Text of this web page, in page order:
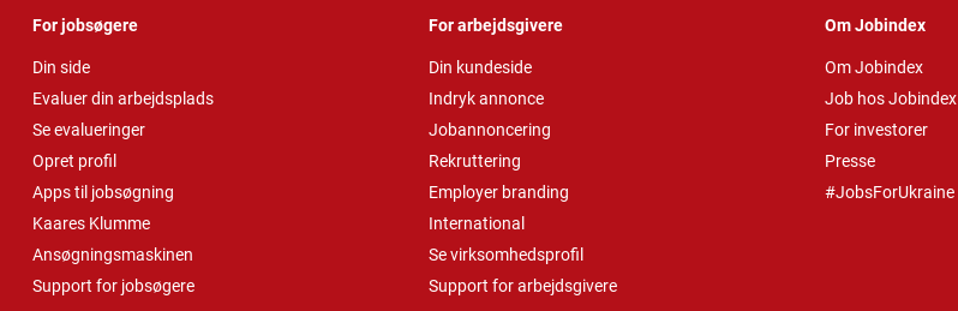
For jobsøgere
Din side
Evaluer din arbejdsplads
Se evalueringer
Opret profil
Apps til jobsøgning
Kaares Klumme
Ansøgningsmaskinen
Support for jobsøgere
For arbejdsgivere
Din kundeside
Indryk annonce
Jobannoncering
Rekruttering
Employer branding
International
Se virksomhedsprofil
Support for arbejdsgivere
Om Jobindex
Om Jobindex
Job hos Jobindex
For investorer
Presse
#JobsForUkraine